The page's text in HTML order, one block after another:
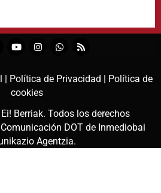
Política de Privacidad |
Política de
cookies
Ei! Berriak. Todos los derechos
DOT de Inmediobai
Agentzia.